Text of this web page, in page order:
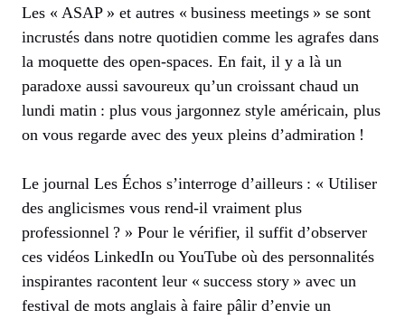
Les « ASAP » et autres « business meetings » se sont
incrustés dans notre quotidien comme les agrafes dans
la moquette des open-spaces. En fait, il y a là un
paradoxe aussi savoureux qu’un croissant chaud un
lundi matin : plus vous jargonnez style américain, plus
on vous regarde avec des yeux pleins d’admiration !
Le journal Les Échos s’interroge d’ailleurs : « Utiliser
des anglicismes vous rend-il vraiment plus
professionnel ? » Pour le vérifier, il suffit d’observer
ces vidéos LinkedIn ou YouTube où des personnalités
inspirantes racontent leur « success story » avec un
festival de mots anglais à faire pâlir d’envie un